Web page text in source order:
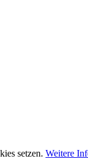
setzen. Weitere